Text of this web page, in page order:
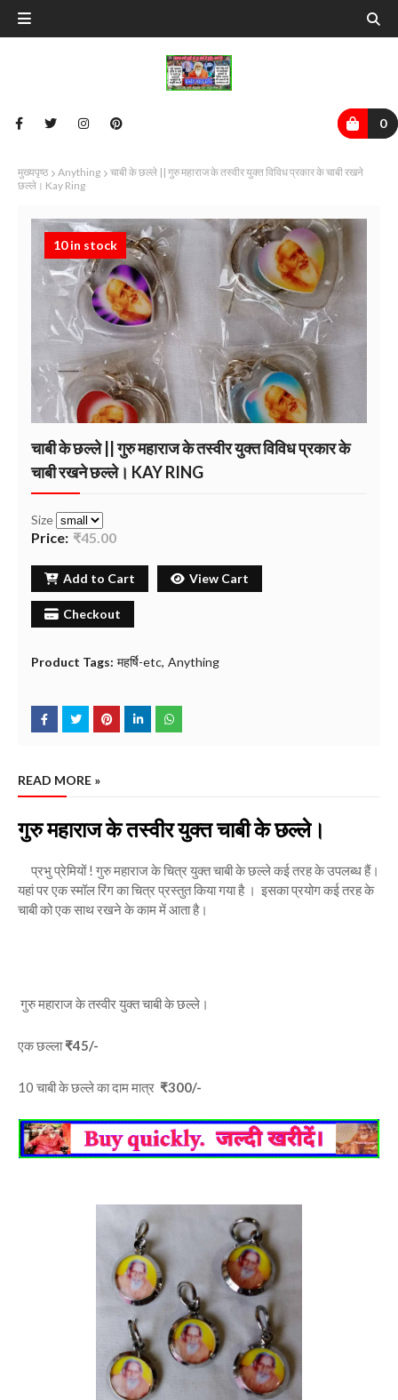
0
मुख्यपृष्ठ Anything
चाबी के छल्ले || गुरु महाराज के तस्वीर युक्त विविध प्रकार के चाबी रखने
छल्ले। Kay Ring
10 in stock
चाबी के छल्ले || गुरु महाराज के तस्वीर युक्त विविध प्रकार के
चाबी रखने छल्ले। KAY RING
Size
Price: ₹45.00
Add to Cart View Cart
Checkout
Product Tags: महर्षि-etc Anything
READ MORE »
गुरु महाराज के तस्वीर युक्त चाबी के छल्ले।
प्रभु प्रेमियों ! गुरु महाराज के चित्र युक्त चाबी के छल्ले कई तरह के उपलब्ध हैं।
यहां पर एक स्मॉल रिंग का चित्र प्रस्तुत किया गया है । इसका प्रयोग कई तरह के
चाबी को एक साथ रखने के काम में आता है।
गुरु महाराज के तस्वीर युक्त चाबी के छल्ले।
एक छल्ला₹45/-
10 चाबी के छल्ले का दाम मात्र ₹300/-